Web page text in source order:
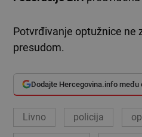
Potvrđivanje optužnice ne
presudom.
Dodajte Hercegovina.info među
Livno policija